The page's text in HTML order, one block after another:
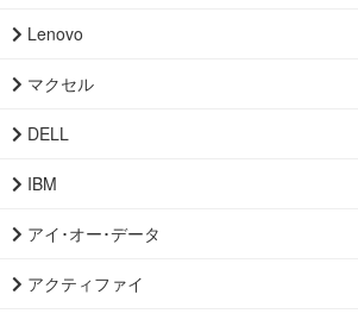
Lenovo
マクセル
DELL
IBM
アイ･オー･データ
アクティファイ